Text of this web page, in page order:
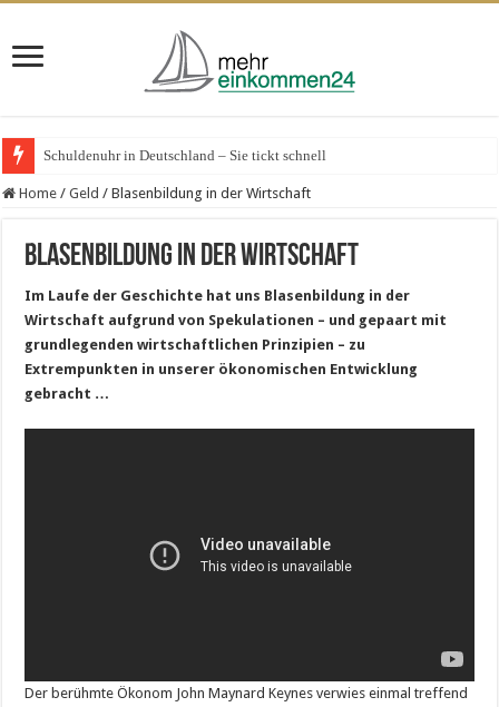
Schuldenuhr in Deutschland – Sie tickt schnell
Home / Geld / Blasenbildung in der Wirtschaft
Blasenbildung in der Wirtschaft
Im Laufe der Geschichte hat uns Blasenbildung in der
Wirtschaft aufgrund von Spekulationen – und gepaart mit
grundlegenden wirtschaftlichen Prinzipien – zu
Extrempunkten in unserer ökonomischen Entwicklung
gebracht …
Der berühmte Ökonom John Maynard Keynes verwies einmal treffend